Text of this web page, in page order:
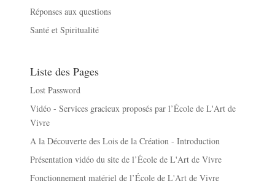
Réponses aux questions
Santé et Spiritualité
Liste des Pages
Lost Password
Vidéo - Services gracieux proposés par l’École de L'Art de
Vivre
A la Découverte des Lois de la Création - Introduction
Présentation vidéo du site de l’École de L'Art de Vivre
Fonctionnement matériel de l’École de L'Art de Vivre